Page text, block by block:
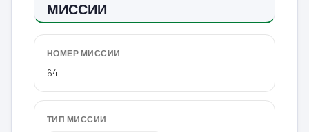
МИССИИ
НОМЕР МИССИИ
64
ТИП МИССИИ